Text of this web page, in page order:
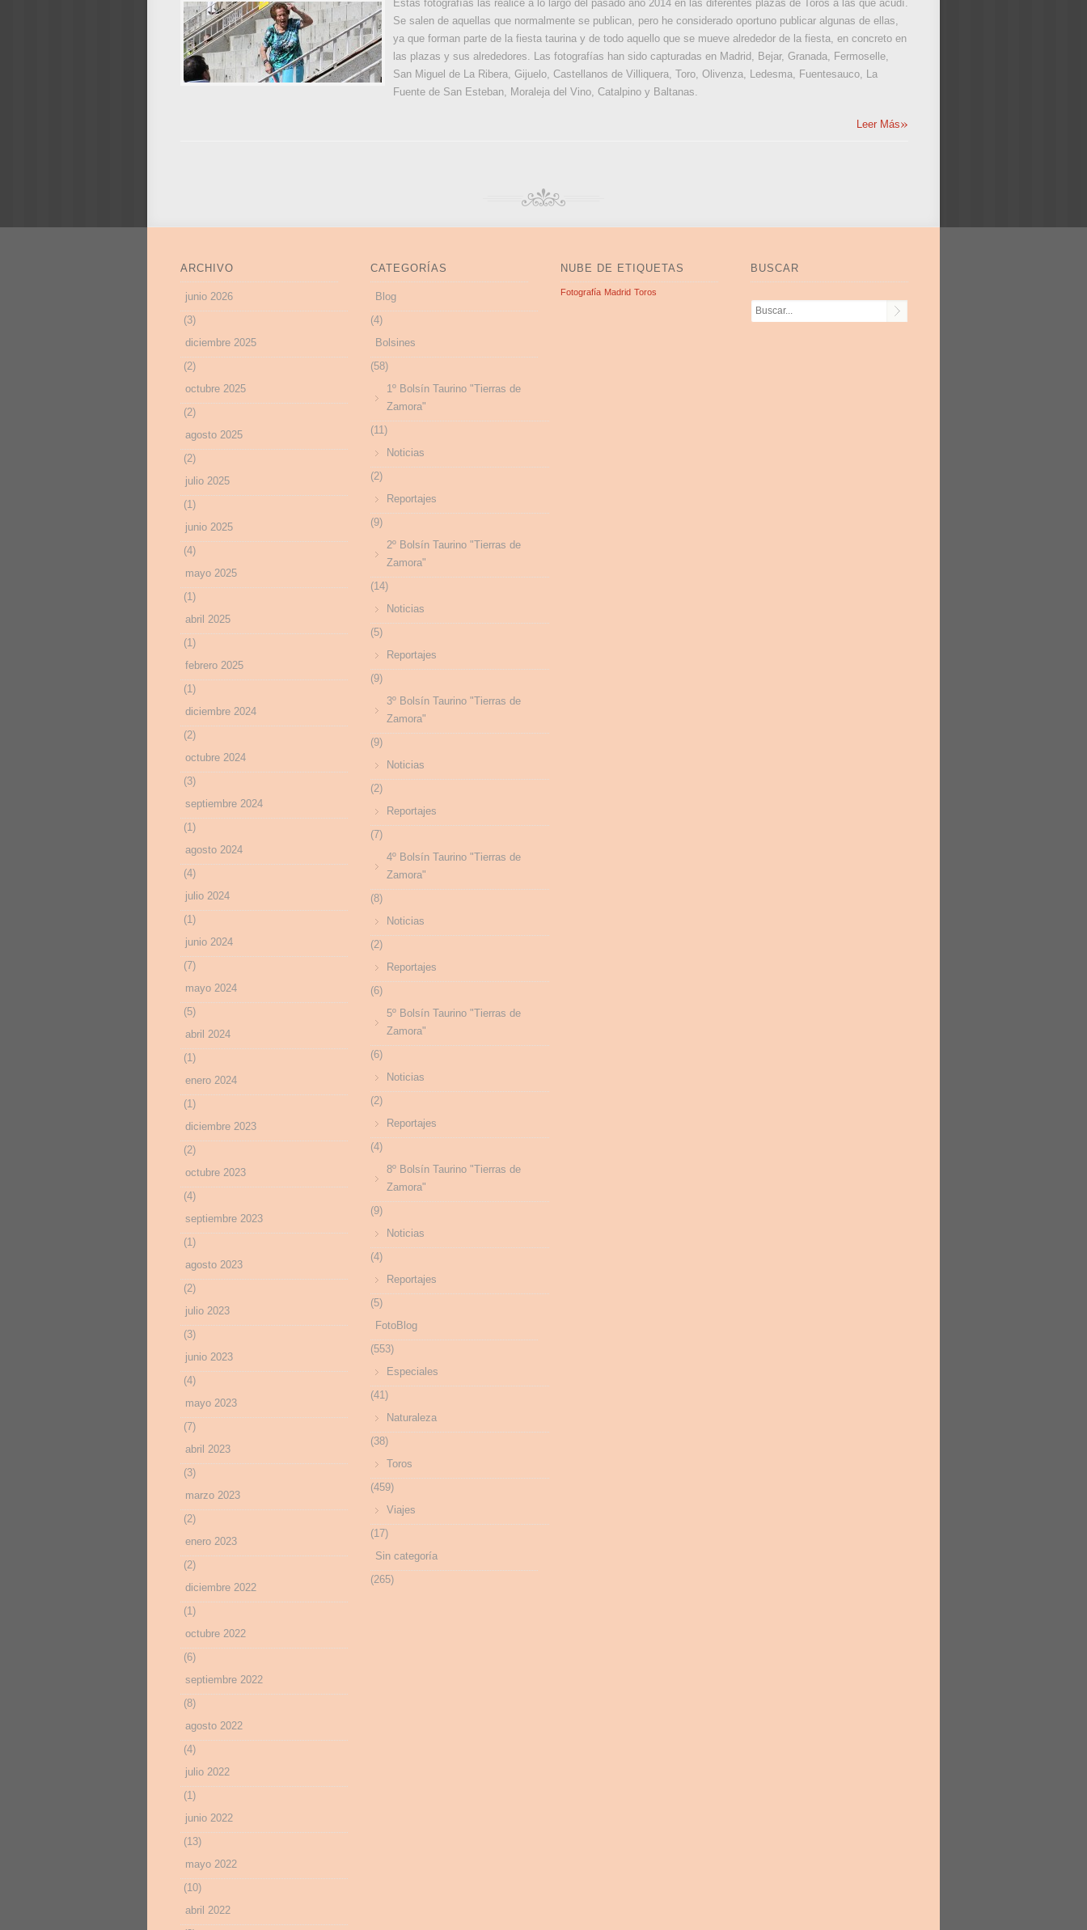
Estas fotografías las realicé a lo largo del pasado año 2014 en las diferentes plazas de Toros a las que acudí.
Se salen de aquellas que normalmente se publican, pero he considerado oportuno publicar algunas de ellas,
ya que forman parte de la fiesta taurina y de todo aquello que se mueve alrededor de la fiesta, en concreto en
las plazas y sus alrededores. Las fotografías han sido capturadas en Madrid, Bejar, Granada, Fermoselle,
San Miguel de La Ribera, Gijuelo, Castellanos de Villiquera, Toro, Olivenza, Ledesma, Fuentesauco, La
Fuente de San Esteban, Moraleja del Vino, Catalpino y Baltanas.
Leer Más»
ARCHIVO
junio 2026
(3)
diciembre 2025
(2)
octubre 2025
(2)
agosto 2025
(2)
julio 2025
(1)
junio 2025
(4)
mayo 2025
(1)
abril 2025
(1)
febrero 2025
(1)
diciembre 2024
(2)
octubre 2024
(3)
septiembre 2024
(1)
agosto 2024
(4)
julio 2024
(1)
junio 2024
(7)
mayo 2024
(5)
abril 2024
(1)
enero 2024
(1)
diciembre 2023
(2)
octubre 2023
(4)
septiembre 2023
(1)
agosto 2023
(2)
julio 2023
(3)
junio 2023
(4)
mayo 2023
(7)
abril 2023
(3)
marzo 2023
(2)
enero 2023
(2)
diciembre 2022
(1)
octubre 2022
(6)
septiembre 2022
(8)
agosto 2022
(4)
julio 2022
(1)
junio 2022
(13)
mayo 2022
(10)
abril 2022
CATEGORÍAS
Blog
(4)
Bolsines
(58)
1º Bolsín Taurino "Tierras de
Zamora"
(11)
Noticias
(2)
Reportajes
(9)
2º Bolsín Taurino "Tierras de
Zamora"
(14)
Noticias
(5)
Reportajes
(9)
3º Bolsín Taurino "Tierras de
Zamora"
(9)
Noticias
(2)
Reportajes
(7)
4º Bolsín Taurino "Tierras de
Zamora"
(8)
Noticias
(2)
Reportajes
(6)
5º Bolsín Taurino "Tierras de
Zamora"
(6)
Noticias
(2)
Reportajes
(4)
8º Bolsín Taurino "Tierras de
Zamora"
(9)
Noticias
(4)
Reportajes
(5)
FotoBlog
(553)
Especiales
(41)
Naturaleza
(38)
Toros
(459)
Viajes
(17)
Sin categoría
(265)
NUBE DE ETIQUETAS
Fotografía Madrid Toros
BUSCAR